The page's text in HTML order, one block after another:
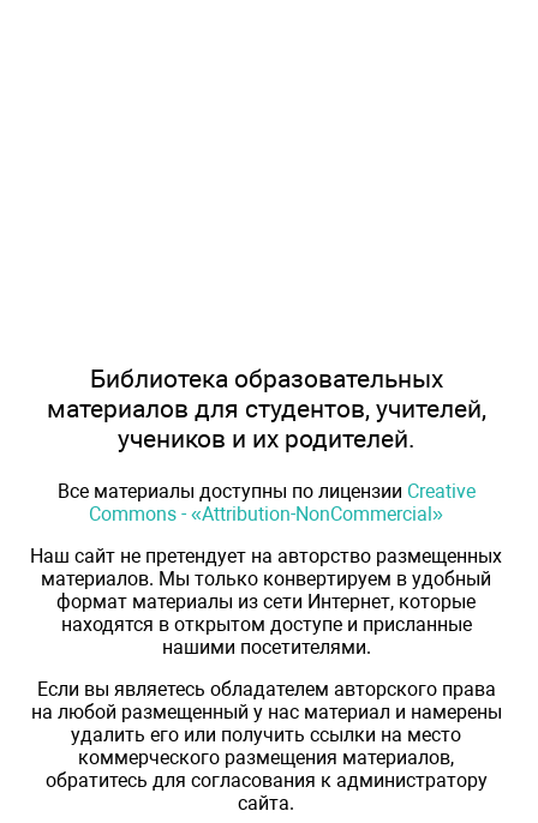
Библиотека образовательных
материалов для студентов, учителей,
учеников и их родителей.
Все материалы доступны по лицензии Creative
Commons - «Attribution-NonCommercial»
Наш сайт не претендует на авторство размещенных
материалов. Мы только конвертируем в удобный
формат материалы из сети Интернет, которые
находятся в открытом доступе и присланные
нашими посетителями.
Если вы являетесь обладателем авторского права
на любой размещенный у нас материал и намерены
удалить его или получить ссылки на место
коммерческого размещения материалов,
обратитесь для согласования к администратору
сайта.